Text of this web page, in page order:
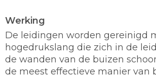
Werking
De leidingen worden gereinigd
hogedrukslang die zich in de
de wanden van de buizen
de meest effectieve manier van